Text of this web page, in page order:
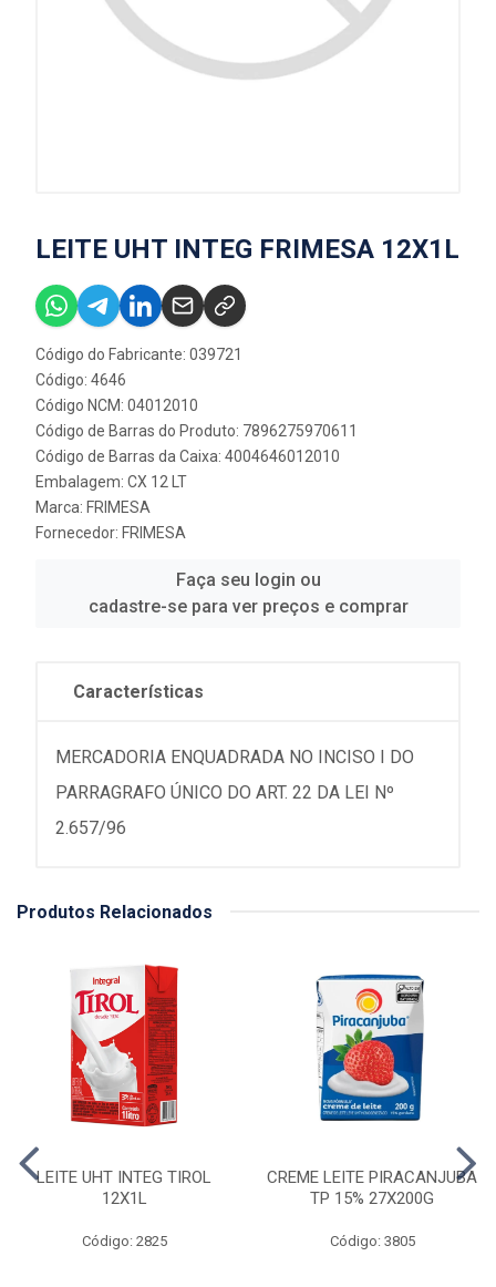
LEITE UHT INTEG FRIMESA 12X1L
Código do Fabricante: 039721
Código: 4646
Código NCM: 04012010
Código de Barras do Produto: 7896275970611
Código de Barras da Caixa: 4004646012010
Embalagem: CX 12 LT
Marca: FRIMESA
Fornecedor: FRIMESA
Faça seu login ou
cadastre-se para ver preços e comprar
Características
MERCADORIA ENQUADRADA NO INCISO I DO
PARRAGRAFO ÚNICO DO ART. 22 DA LEI Nº
2.657/96
Produtos Relacionados
LEITE UHT INTEG TIROL
12X1L
Código: 2825
CREME LEITE PIRACANJUBA
TP 15% 27X200G
Código: 3805